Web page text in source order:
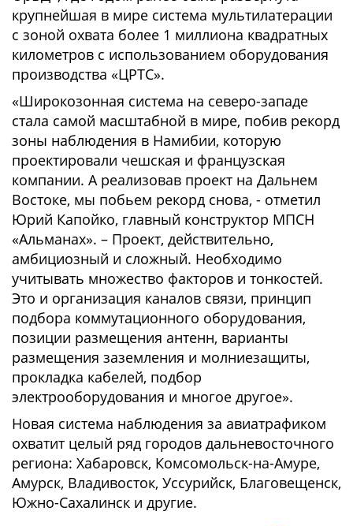
крупнейшая в мире система мультилатерации
с зоной охвата более 1 миллиона квадратных
километров с использованием оборудования
производства «ЦРТС».
«Широкозонная система на северо-западе
стала самой масштабной в мире, побив рекорд
зоны наблюдения в Намибии, которую
проектировали чешская и французская
компании. А реализовав проект на Дальнем
Востоке, мы побьем рекорд снова, - отметил
Юрий Капойко, главный конструктор МПСН
«Альманах». – Проект, действительно,
амбициозный и сложный. Необходимо
учитывать множество факторов и тонкостей.
Это и организация каналов связи, принцип
подбора коммутационного оборудования,
позиции размещения антенн, варианты
размещения заземления и молниезащиты,
прокладка кабелей, подбор
электрооборудования и многое другое».
Новая система наблюдения за авиатрафиком
охватит целый ряд городов дальневосточного
региона: Хабаровск, Комсомольск-на-Амуре,
Амурск, Владивосток, Уссурийск, Благовещенск,
Южно-Сахалинск и другие.